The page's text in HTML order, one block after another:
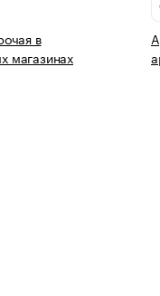
в
магазинах